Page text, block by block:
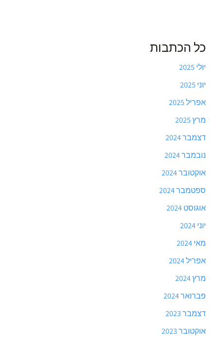
כל הכתבות
יולי 2025
יוני 2025
אפריל 2025
מרץ 2025
דצמבר 2024
נובמבר 2024
אוקטובר 2024
ספטמבר 2024
אוגוסט 2024
יוני 2024
מאי 2024
אפריל 2024
מרץ 2024
פברואר 2024
דצמבר 2023
אוקטובר 2023